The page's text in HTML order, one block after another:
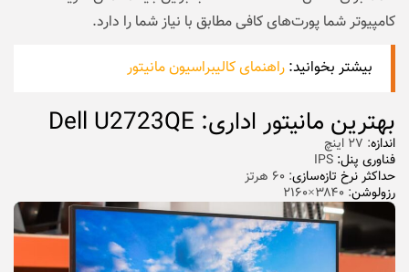
کامپیوتر شما پورت‌های کافی مطابق با نیاز شما را دارد.
بیشتر بخوانید: راهنمای کالیبراسیون مانیتور
بهترین مانیتور اداری: Dell U2723QE
اندازه: ۲۷ اینچ
فناوری پنل:
حداکثر نرخ تازه‌سازی: ۶۰ هرتز
رزولوشن: ۳۸۴۰×۲۱۶۰